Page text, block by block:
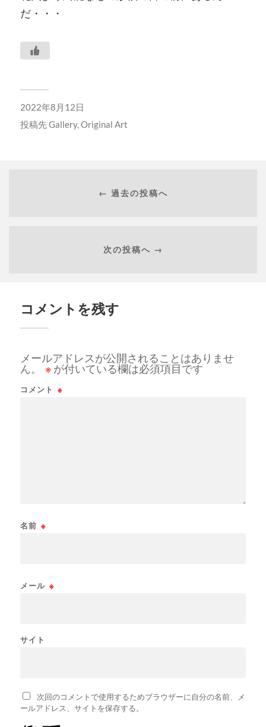
だ・・・
2022年8月12日
投稿先Gallery,Original Art
← 過去の投稿へ
次の投稿へ →
コメントを残す
メールアドレスが公開されることはありませ
ん。
※ が付いている欄は必須項目です
コメント ※
名前 ※
メール ※
サイト
次回のコメントで使用するためブラウザーに自分の名前、メ
ールアドレス、サイトを保存する。